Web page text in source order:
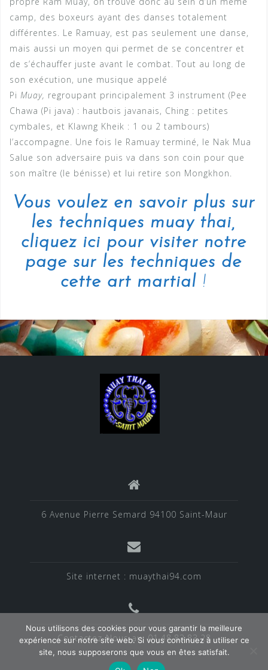
camp, des boxeurs ayant des danses totalement
différentes. Le Ramuay, est pas seulement une danse,
mais aussi un moyen qui permet de se concentrer et
de s’échauffer juste avant le combat. Tout au long de
son exécution, une musique appelé
Pi Muay, regroupant principalement 3 instrument (Pee
Chawa (Pi java) : hautbois javanais, Ching : petites
cymbales, et Klawng Kheik : 1 ou 2 tambours)
l’accompagne. Une fois le Ramuay terminé, le Nak Mua
Salue son adversaire puis va dans son coin pour que
son maître (le bénisse) et lui retire son Mongkhon.
Vous voulez en savoir plus sur
les techniques muay thai,
cliquez ici pour visiter notre
page sur les techniques de
cette art martial !
6 Avenue Pierre Semard 94100 Saint-Maur
Site internet : muaythai94.com
Contactez-Nous au: 01.48.83.83.28
Nous utilisons des cookies pour vous garantir la meilleure
expérience sur notre site web. Si vous continuez à utiliser ce
site, nous supposerons que vous en êtes satisfait.